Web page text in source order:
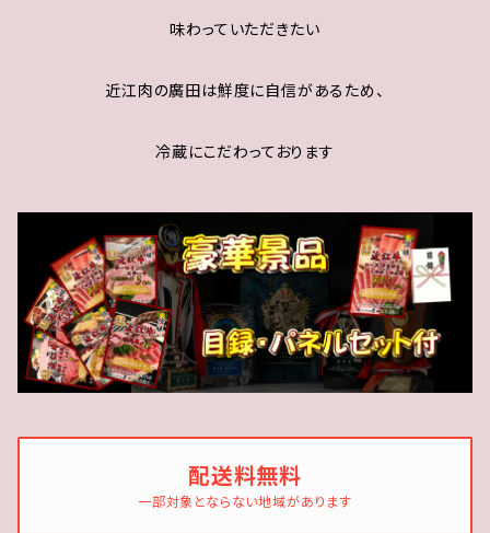
味わっていただきたい
近江肉の廣田は鮮度に自信があるため、
冷蔵にこだわっております
配送料無料
一部対象とならない地域があります